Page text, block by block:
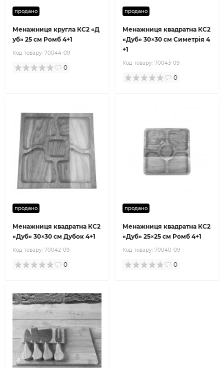
продано
Менажниця кругла КС2 «Д
уб» 25 см Ромб 4+1
Код товару: 70044-09
0
продано
Менажниця квадратна КС2
«Дуб» 30×30 см Симетрія 4
+1
Код товару: 70043-09
0
продано
Менажниця квадратна КС2
«Дуб» 30×30 см Дубок 4+1
Код товару: 70042-09
0
продано
Менажниця квадратна КС2
«Дуб» 25×25 см Ромб 4+1
Код товару: 70040-09
0